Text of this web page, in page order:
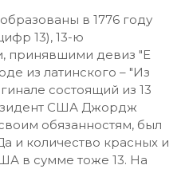
в 1776 году
13), 13-ю
принявшими девиз "E
из латинского – "Из
состоящий из 13
США Джордж
обязанностям, был
и количество красных и
в сумме тоже 13. На